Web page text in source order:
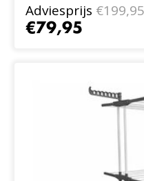
Adviesprijs €199,95
€79,95